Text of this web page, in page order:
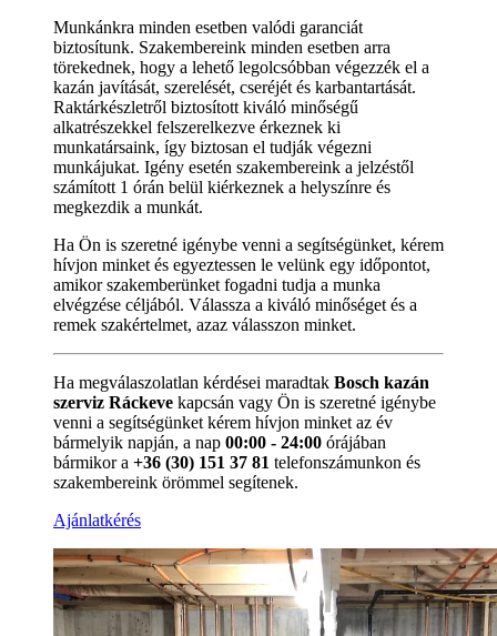
Munkánkra minden esetben valódi garanciát
biztosítunk. Szakembereink minden esetben arra
törekednek, hogy a lehető legolcsóbban végezzék el a
kazán javítását, szerelését, cseréjét és karbantartását.
Raktárkészletről biztosított kiváló minőségű
alkatrészekkel felszerelkezve érkeznek ki
munkatársaink, így biztosan el tudják végezni
munkájukat. Igény esetén szakembereink a jelzéstől
számított 1 órán belül kiérkeznek a helyszínre és
megkezdik a munkát.
Ha Ön is szeretné igénybe venni a segítségünket, kérem
hívjon minket és egyeztessen le velünk egy időpontot,
amikor szakemberünket fogadni tudja a munka
elvégzése céljából. Válassza a kiváló minőséget és a
remek szakértelmet, azaz válasszon minket.
Ha megválaszolatlan kérdései maradtak Bosch kazán
szerviz Ráckeve kapcsán vagy Ön is szeretné igénybe
venni a segítségünket kérem hívjon minket az év
bármelyik napján, a nap 00:00 - 24:00 órájában
bármikor a +36 (30) 151 37 81 telefonszámunkon és
szakembereink örömmel segítenek.
Ajánlatkérés